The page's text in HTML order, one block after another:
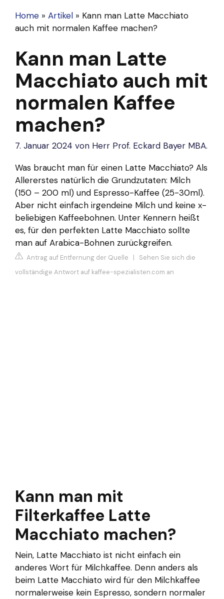
Home » Artikel » Kann man Latte Macchiato
auch mit normalen Kaffee machen?
Kann man Latte
Macchiato auch mit
normalen Kaffee
machen?
7. Januar 2024 von Herr Prof. Eckard Bayer MBA.
Was braucht man für einen Latte Macchiato? Als
Allererstes natürlich die Grundzutaten: Milch
(150 – 200 ml) und Espresso-Kaffee (25-30ml).
Aber nicht einfach irgendeine Milch und keine x-
beliebigen Kaffeebohnen. Unter Kennern heißt
es, für den perfekten Latte Macchiato sollte
man auf Arabica-Bohnen zurückgreifen.
Antrag auf Entfernung der Quelle | Sehen Sie sich die
vollständige Antwort auf kaffee-spezialisten.com an
Kann man mit
Filterkaffee Latte
Macchiato machen?
Nein, Latte Macchiato ist nicht einfach ein
anderes Wort für Milchkaffee. Denn anders als
beim Latte Macchiato wird für den Milchkaffee
normalerweise kein Espresso, sondern normaler